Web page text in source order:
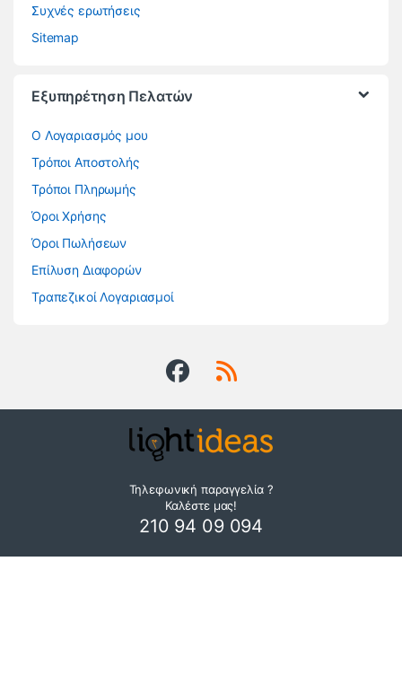
Συχνές ερωτήσεις
Sitemap
Εξυπηρέτηση Πελατών
O Λογαριασμός μου
Τρόποι Αποστολής
Τρόποι Πληρωμής
Όροι Χρήσης
Όροι Πωλήσεων
Επίλυση Διαφορών
Τραπεζικοί Λογαριασμοί
Τηλεφωνική παραγγελία ?
Καλέστε μας!
210 94 09 094